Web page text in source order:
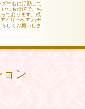
ズ中心に活動して
いつも清潔で、毛
ております。成
イリーヘア ハナ
しくお願いしま
ン